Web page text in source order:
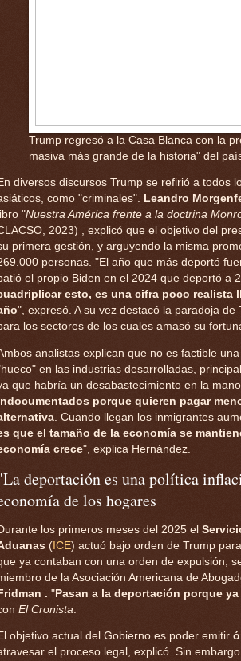
Trump regresó a la Casa Blanca con la
masiva más grande de la historia" del
diversos discursos Trump se refirió a todos
como "criminales". Leandro
libro "Nuestra América frente a la doctrina
2023) , explicó que el objetivo del
primera gestión, y arguyendo la misma
personas. "El año que más deportó
el propio Biden en el 2024 que deportó a
esto, es una cifra poco realista
", expresó. A su vez destacó la paradoja
los sectores de los cuales amasó su
analistas explican que no es factible una
en las industrias desarrolladas,
que habría un desabastecimiento en la
porque quieren pagar
. Cuando llegan los inmigrantes
que el tamaño de la economía se
crece", explica Hernández.
deportación es una política
de los hogares
los primeros meses del 2025 el
(ICE) actuó bajo orden de Trump
ya contaban con una orden de expulsión,
de la Asociación Americana de
. "Pasan a la deportación porque
El Cronista
objetivo actual del Gobierno es poder emitir
el proceso legal, explicó. Sin